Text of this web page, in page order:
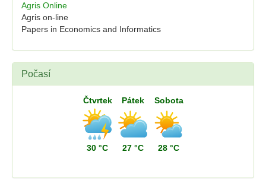
Agris Online
Agris on-line
Papers in Economics and Informatics
Počasí
Čtvrtek
30 °C
Pátek
27 °C
Sobota
28 °C